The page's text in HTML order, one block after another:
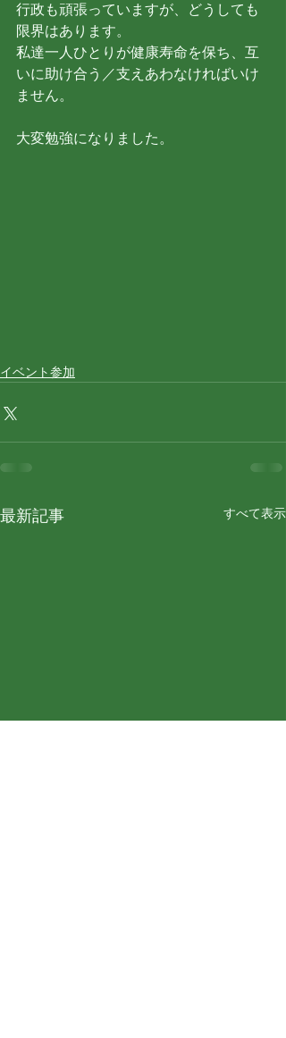
行政も頑張っていますが、どうしても
限界はあります。
私達一人ひとりが健康寿命を保ち、互
いに助け合う／支えあわなければいけ
ません。
大変勉強になりました。
イベント参加
最新記事 すべて表示